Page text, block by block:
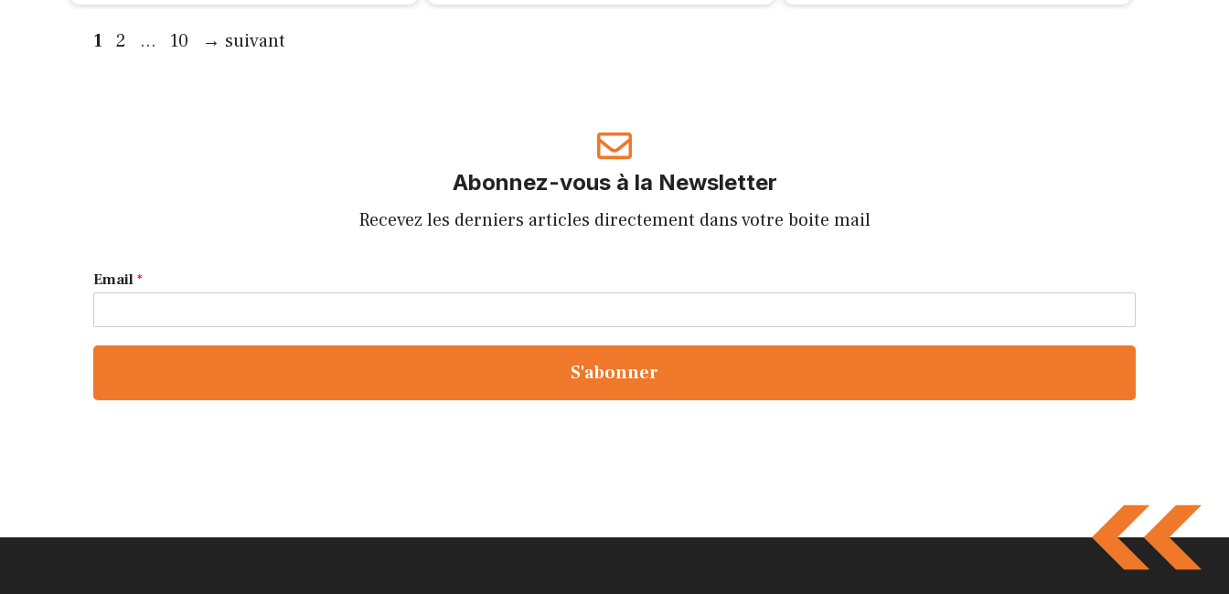
Page
1 Page
2 … Page
10 → suivant
Abonnez-vous à la Newsletter
Recevez les derniers articles directement dans votre boite mail
Email *
S'abonner